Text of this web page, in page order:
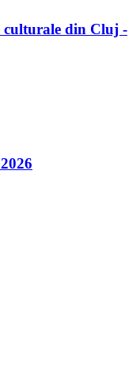
culturale din Cluj -